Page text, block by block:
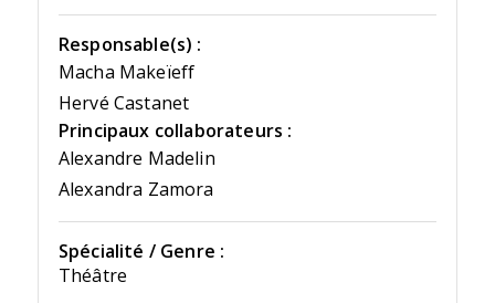
Responsable(s) :
Macha Makeïeff
Hervé Castanet
Principaux collaborateurs :
Alexandre Madelin
Alexandra Zamora
Spécialité / Genre :
Théâtre